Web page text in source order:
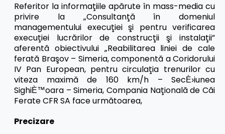
Referitor la informaţiile apărute în mass-media cu
privire la „Consultanţă în domeniul
managementului execuţiei şi pentru verificarea
execuţiei lucrărilor de construcţii şi instalaţii”
aferentă obiectivului „Reabilitarea liniei de cale
ferată Braşov – Simeria, componentă a Coridorului
IV Pan European, pentru circulaţia trenurilor cu
viteza maximă de 160 km/h – SecÈ›iunea
SighiÈ™oara – Simeria, Compania Naţională de Căi
Ferate CFR SA face următoarea,
Precizare